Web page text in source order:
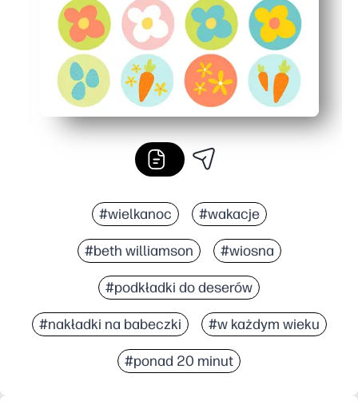
#wielkanoc #wakacje
#beth williamson #wiosna
#podkładki do deserów
#nakładki na babeczki #w każdym wieku
#ponad 20 minut